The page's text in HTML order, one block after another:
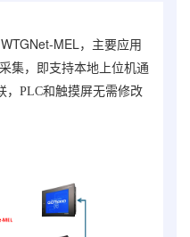
WTGNet-MEL ，主要应用
集，即支持本地上位机通
，PLC和触摸屏无需修改